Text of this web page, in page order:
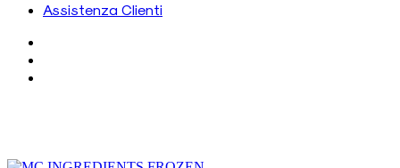
Assistenza Clienti